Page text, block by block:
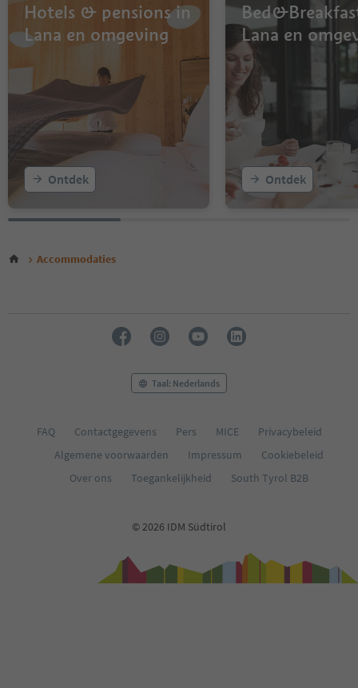
Hotels & pensions in
Lana en omgeving
Ontdek
Lana en
Ontdek
Accommodaties
Taal: Nederlands
FAQ Contactgegevens Pers MICE
Privacybeleid
Algemene voorwaarden
Impressum
Cookiebeleid
Over ons
Toegankelijkheid South Tyrol B2B
© 2026 IDM Südtirol